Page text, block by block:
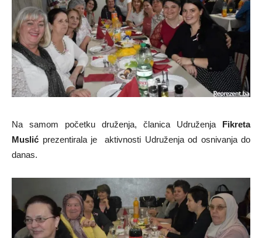
Na samom početku druženja, članica Udruženja Fikreta
Muslić prezentirala je aktivnosti Udruženja od osnivanja do
danas.